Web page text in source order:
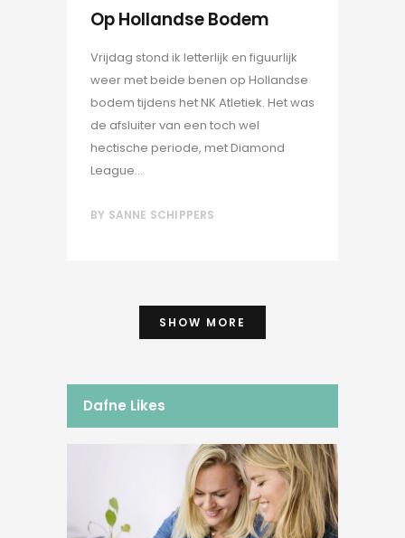
Op Hollandse Bodem
Vrijdag stond ik letterlijk en figuurlijk
weer met beide benen op Hollandse
bodem tijdens het NK Atletiek. Het was
de afsluiter van een toch wel
hectische periode, met Diamond
League...
BY SANNE SCHIPPERS
SHOW MORE
Dafne Likes